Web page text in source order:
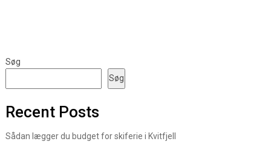
Søg
Søg
Recent Posts
Sådan lægger du budget for skiferie i Kvitfjell